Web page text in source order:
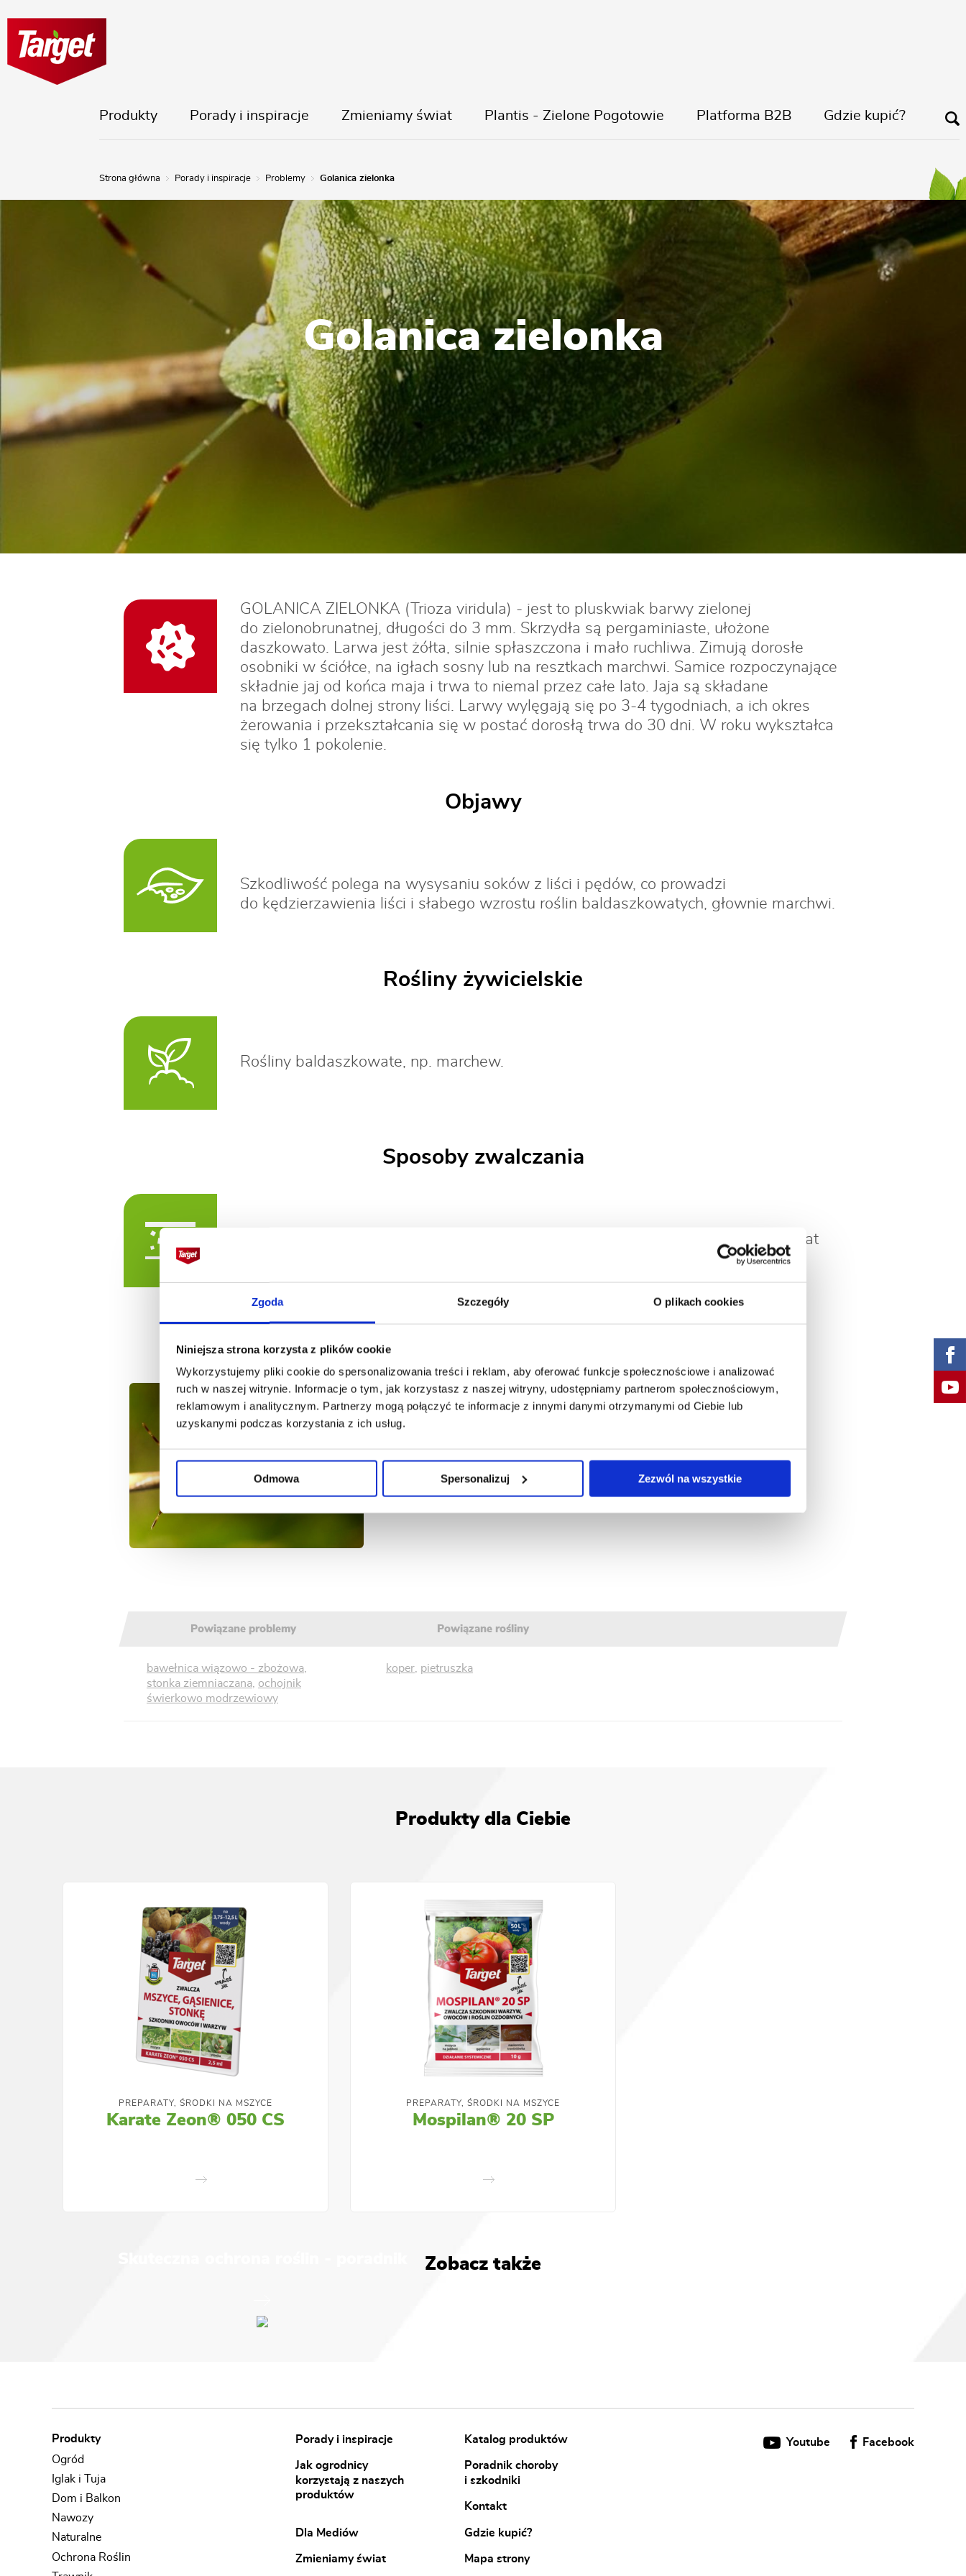
Zgoda Szczegóły O plikach cookies
Niniejsza strona korzysta z plików cookie
Wykorzystujemy pliki cookie do spersonalizowania treści i reklam, aby oferować funkcje społecznościowe i analizować
ruch w naszej witrynie. Informacje o tym, jak korzystasz z naszej witryny, udostępniamy partnerom społecznościowym,
reklamowym i analitycznym. Partnerzy mogą połączyć te informacje z innymi danymi otrzymanymi od Ciebie lub
uzyskanymi podczas korzystania z ich usług.
Odmowa Spersonalizuj Zezwól na wszystkie
Produkty Porady i inspiracje Zmieniamy świat Plantis - Zielone Pogotowie Platforma B2B Gdzie kupić?
Strona główna Porady i inspiracje Problemy Golanica zielonka
Golanica zielonka
GOLANICA ZIELONKA (Trioza viridula) - jest to pluskwiak barwy zielonej
do zielonobrunatnej, długości do 3 mm. Skrzydła są pergaminiaste, ułożone
daszkowato. Larwa jest żółta, silnie spłaszczona i mało ruchliwa. Zimują dorosłe
osobniki w ściółce, na igłach sosny lub na resztkach marchwi. Samice rozpoczynające
składnie jaj od końca maja i trwa to niemal przez całe lato. Jaja są składane
na brzegach dolnej strony liści. Larwy wylęgają się po 3-4 tygodniach, a ich okres
żerowania i przekształcania się w postać dorosłą trwa do 30 dni. W roku wykształca
się tylko 1 pokolenie.
Objawy
Szkodliwość polega na wysysaniu soków z liści i pędów, co prowadzi
do kędzierzawienia liści i słabego wzrostu roślin baldaszkowatych, głownie marchwi.
Rośliny żywicielskie
Rośliny baldaszkowate, np. marchew.
Sposoby zwalczania
Zaleca się zwalczanie chemiczne w okresie pojawu owadów, np. stosując preparat
Powiązane problemy Powiązane rośliny
bawełnica wiązowo - zbożowa
stonka ziemniaczana ochojnik
świerkowo modrzewiowy
koper pietruszka
Produkty dla Ciebie
PREPARATY, ŚRODKI NA MSZYCE
Karate Zeon® 050 CS
PREPARATY, ŚRODKI NA MSZYCE
Mospilan® 20 SP
Zobacz także
Youtube Facebook
Produkty
Ogród
Iglak i Tuja
Dom i Balkon
Nawozy
Naturalne
Ochrona Roślin
Porady i inspiracje Katalog produktów
Jak ogrodnicy
korzystają z naszych
produktów
Poradnik choroby
i szkodniki
Kontakt
Dla Mediów Gdzie kupić?
Zmieniamy świat Mapa strony